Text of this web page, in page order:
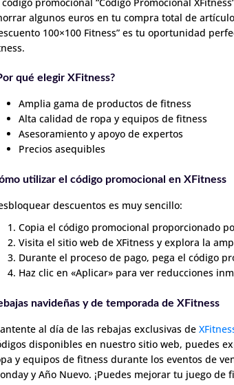
algunos euros en tu compra total de
100×100 Fitness” es tu oportunidad
qué elegir XFitness?
Amplia gama de productos de fitness
Alta calidad de ropa y equipos de fitness
Asesoramiento y apoyo de expertos
Precios asequibles
utilizar el código promocional en XFitness
descuentos es muy sencillo:
Copia el código promocional proporcionado
Visita el sitio web de XFitness y explora la
Durante el proceso de pago, pega el código
Haz clic en «Aplicar» para ver reducciones
navideñas y de temporada de XFitness
al día de las rebajas exclusivas de
disponibles en nuestro sitio web, puedes
y equipos de fitness durante los eventos de
y Año Nuevo. ¡Puedes mejorar tu juego